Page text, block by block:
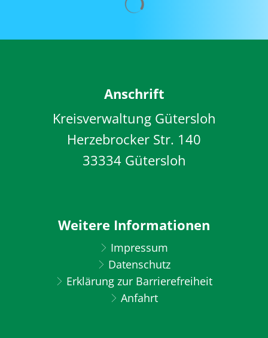
Anschrift
Kreisverwaltung Gütersloh
Herzebrocker Str. 140
33334 Gütersloh
Weitere Informationen
Impressum
Datenschutz
Erklärung zur Barrierefreiheit
Anfahrt